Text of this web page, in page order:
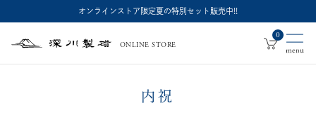
オンラインストア限定夏の特別セット販売中!!
深
製
ONLINE STORE
0
内祝